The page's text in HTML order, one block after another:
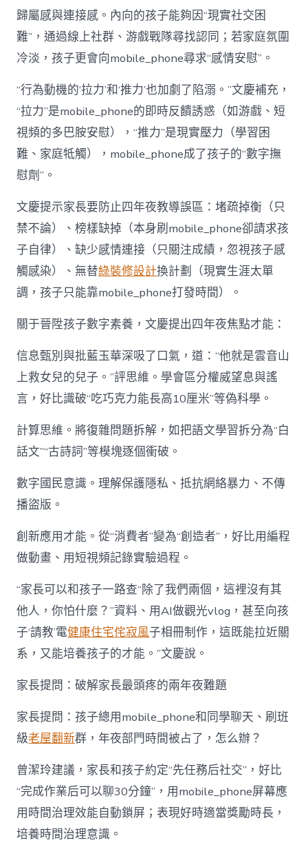
歸屬感與連接感。內向的孩子能夠因“現實社交困
難”，通過線上社群、游戲戰隊尋找認同；若家庭氛圍
冷淡，孩子更會向mobile_phone尋求“感情安慰”。
“行為動機的‘拉力’和‘推力’也加劇了陷溺。”文慶補充，
“拉力”是mobile_phone的即時反饋誘惑（如游戲、短
視頻的多巴胺安慰），“推力”是現實壓力（學習困
難、家庭牴觸），mobile_phone成了孩子的“數字撫
慰劑”。
文慶提示家長要防止四年夜教導誤區：堵疏掉衡（只
禁不論）、榜樣缺掉（本身刷mobile_phone卻請求孩
子自律）、缺少感情連接（只關注成績，忽視孩子感
觸感染）、無替綠裝修設計換計劃（現實生涯太單
調，孩子只能靠mobile_phone打發時間）。
關于晉陞孩子數字素養，文慶提出四年夜焦點才能：
信息甄別與批藍玉華深吸了口氣，道：“他就是雲音山
上救女兒的兒子。”評思維。學會區分權威望息與謠
言，好比識破“吃巧克力能長高10厘米”等偽科學。
計算思維。將復雜問題拆解，如把語文學習拆分為“白
話文”“古詩詞”等模塊逐個衝破。
數字國民意識。理解保護隱私、抵抗網絡暴力、不傳
播盜版。
創新應用才能。從“消費者”變為“創造者”，好比用編程
做動畫、用短視頻記錄實驗過程。
“家長可以和孩子一路查“除了我們兩個，這裡沒有其
他人，你怕什麼？”資料、用AI做觀光vlog，甚至向孩
子‘請教’電健康住宅侘寂風子相冊制作，這既能拉近關
系，又能培養孩子的才能。”文慶說。
家長提問：破解家長最頭疼的兩年夜難題
家長提問：孩子總用mobile_phone和同學聊天、刷班
級老屋翻新群，年夜部門時間被占了，怎么辦？
曾潔玲建議，家長和孩子約定“先任務后社交”，好比
“完成作業后可以聊30分鐘”，用mobile_phone屏幕應
用時間治理效能自動鎖屏；表現好時適當獎勵時長，
培養時間治理意識。